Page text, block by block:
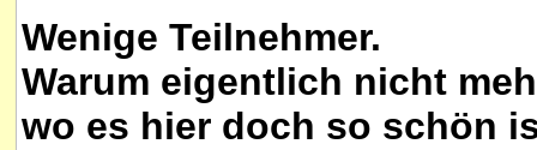
Wenige Teilnehmer.
Warum eigentlich nicht
wo es hier doch so schön